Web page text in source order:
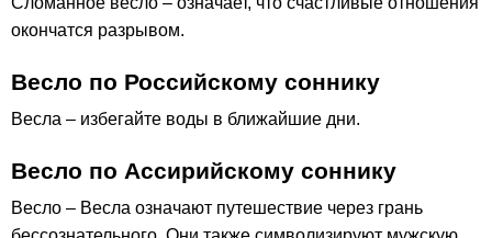
окончатся разрывом.
Весло по Российскому соннику
Весла – избегайте воды в ближайшие дни.
Весло по Ассирийскому соннику
Весло – Весла означают путешествие через грань